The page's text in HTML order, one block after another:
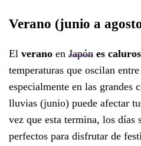
Verano (junio a
El verano en Japón es
temperaturas que oscilan
especialmente en las grandes
lluvias (junio) puede afectar
vez que esta termina, los días
perfectos para disfrutar de